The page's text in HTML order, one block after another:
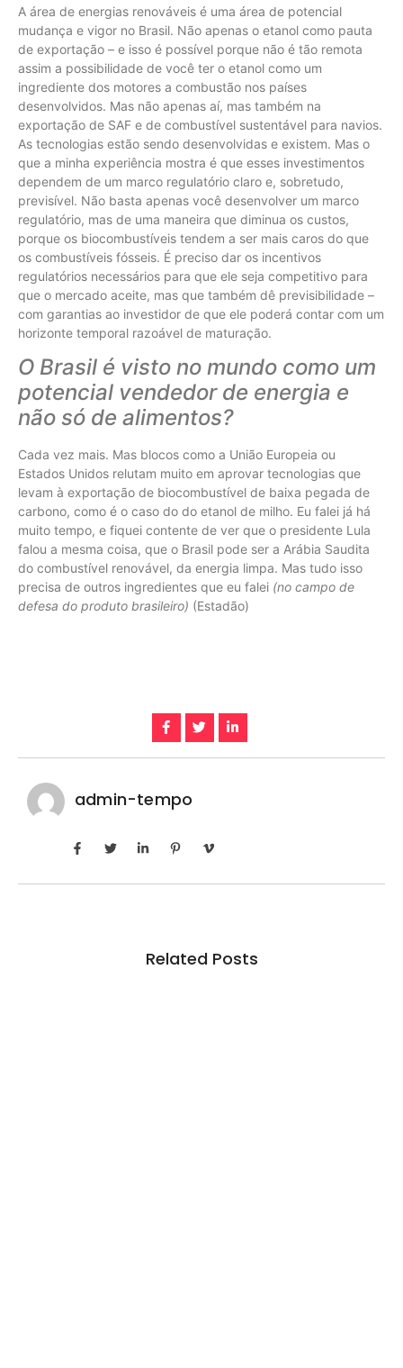
A área de energias renováveis é uma área de potencial
mudança e vigor no Brasil. Não apenas o etanol como pauta
de exportação – e isso é possível porque não é tão remota
assim a possibilidade de você ter o etanol como um
ingrediente dos motores a combustão nos países
desenvolvidos. Mas não apenas aí, mas também na
exportação de SAF e de combustível sustentável para navios.
As tecnologias estão sendo desenvolvidas e existem. Mas o
que a minha experiência mostra é que esses investimentos
dependem de um marco regulatório claro e, sobretudo,
previsível. Não basta apenas você desenvolver um marco
regulatório, mas de uma maneira que diminua os custos,
porque os biocombustíveis tendem a ser mais caros do que
os combustíveis fósseis. É preciso dar os incentivos
regulatórios necessários para que ele seja competitivo para
que o mercado aceite, mas que também dê previsibilidade –
com garantias ao investidor de que ele poderá contar com um
horizonte temporal razoável de maturação.
O Brasil é visto no mundo como um
potencial vendedor de energia e
não só de alimentos?
Cada vez mais. Mas blocos como a União Europeia ou
Estados Unidos relutam muito em aprovar tecnologias que
levam à exportação de biocombustível de baixa pegada de
carbono, como é o caso do do etanol de milho. Eu falei já há
muito tempo, e fiquei contente de ver que o presidente Lula
falou a mesma coisa, que o Brasil pode ser a Arábia Saudita
do combustível renovável, da energia limpa. Mas tudo isso
precisa de outros ingredientes que eu falei (no campo de
defesa do produto brasileiro) (Estadão)
admin-tempo
Related Posts